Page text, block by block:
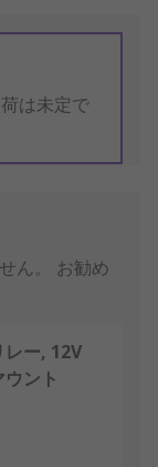
は未定で
ん。 お勧め
ー, 12V
ント